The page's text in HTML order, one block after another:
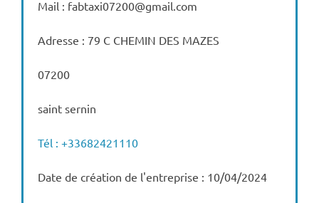
Mail : fabtaxi07200@gmail.com
Adresse : 79 C CHEMIN DES MAZES
07200
saint sernin
Tél : +33682421110
Date de création de l'entreprise : 10/04/2024